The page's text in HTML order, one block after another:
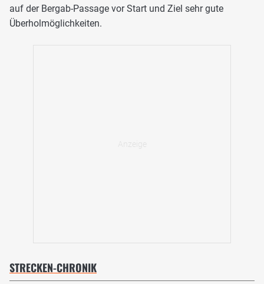
auf der Bergab-Passage vor Start und Ziel sehr gute
Überholmöglichkeiten.
STRECKEN-CHRONIK